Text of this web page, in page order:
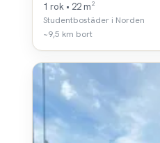
1 rok • 22 m²
Studentbostäder i Norden
~9,5 km bort